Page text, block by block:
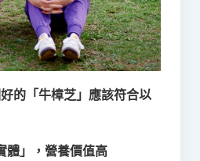
的「牛樟芝」應該符合以
體」，營養價值高